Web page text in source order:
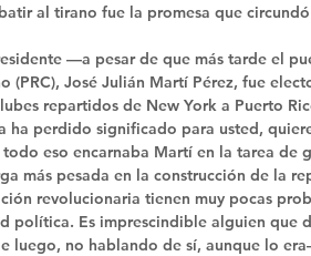
al tirano fue la promesa que
—a pesar de que más tarde el
José Julián Martí Pérez, fue
repartidos de New York a Puerto
perdido significado para usted,
eso encarnaba Martí en la tarea de
más pesada en la construcción de la
revolucionaria tienen muy pocas
política. Es imprescindible alguien que
luego, no hablando de sí, aunque lo